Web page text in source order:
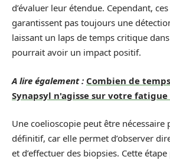
d’évaluer leur étendue. Cependant,
garantissent pas toujours une
laissant un laps de temps critique
pourrait avoir un impact positif.
A lire également : Combien de
Synapsyl n'agisse sur votre
Une coelioscopie peut être
définitif, car elle permet d’observer
et d’effectuer des biopsies. Cette étape